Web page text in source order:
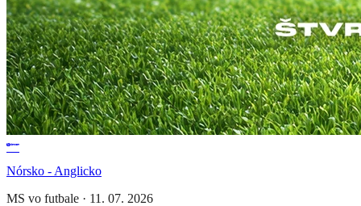
Nórsko - Anglicko
MS vo futbale · 11. 07. 2026